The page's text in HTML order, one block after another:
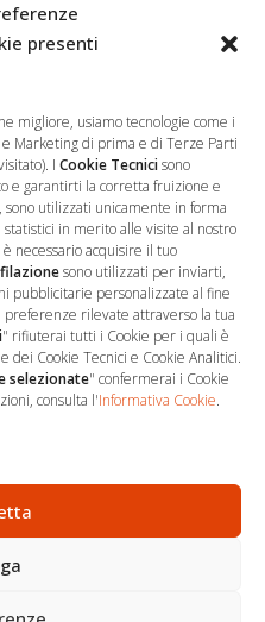
presenti
migliore, usiamo tecnologie come i
Marketing di prima e di Terze Parti
I Cookie Tecnicisono
e garantirti la corretta fruizione e
, sono utilizzati unicamente in forma
in merito alle visite al nostro
necessario acquisire il tuo
sono utilizzati per inviarti,
pubblicitarie personalizzate al fine
rilevate attraverso la tua
" rifiuterai tutti i Cookie per i quali è
dei Cookie Tecnici e Cookie Analitici.
selezionate" confermerai i Cookie
consulta l'Informativa Cookie.
Sede Operativa
via Marco Decumio, 19 -
Roma
P.I. 17504191002